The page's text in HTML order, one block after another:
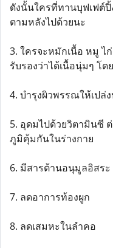
ดังนั้นใครที่ทานบุฟเฟต์
ตามหลังไปด้วยนะ
3. ใครจะหมักเนื้อ หมู ไ
รับรองว่าได้เนื้อนุ่มๆ โด
4. บำรุงผิวพรรณให้เปล่
5. อุดมไปด้วยวิตามินซี
ภูมิคุ้มกันในร่างกาย
6. มีสารต้านอนุมูลอิสระ
7. ลดอาการท้องผูก
8. ลดเสมหะในลำคอ